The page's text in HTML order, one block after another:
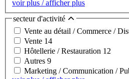
voir plus / afficher plus
secteur d'activité
Vente au détail / Commerce /
Vente 14
Hôtellerie / Restauration 12
Autres 9
Marketing / Communication /